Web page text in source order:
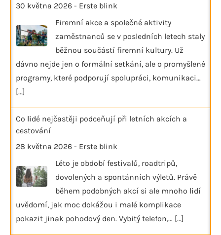
30 května 2026 - Erste blink
Firemní akce a společné aktivity
zaměstnanců se v posledních letech staly
běžnou součástí firemní kultury. Už
dávno nejde jen o formální setkání, ale o promyšlené
programy, které podporují spolupráci, komunikaci…
[...]
Co lidé nejčastěji podceňují při letních akcích a
cestování
28 května 2026 - Erste blink
Léto je období festivalů, roadtripů,
dovolených a spontánních výletů. Právě
během podobných akcí si ale mnoho lidí
uvědomí, jak moc dokážou i malé komplikace
pokazit jinak pohodový den. Vybitý telefon,… [...]